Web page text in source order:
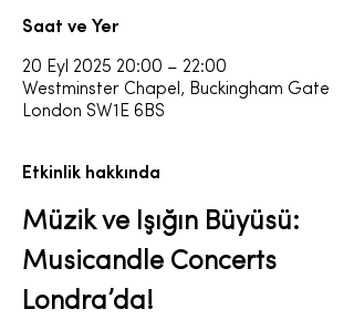
Saat ve Yer
20 Eyl 2025 20:00 – 22:00
Westminster Chapel, Buckingham Gate
London SW1E 6BS
Etkinlik hakkında
Müzik ve Işığın Büyüsü:
Musicandle Concerts
Londra’da!